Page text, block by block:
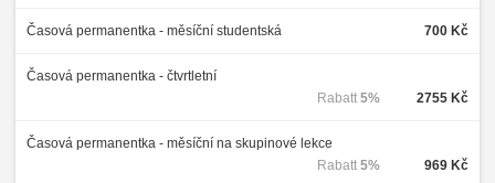
Časová permanentka - měsíční studentská 700 Kč
Časová permanentka - čtvrtletní
2755 Kč
Rabatt 5%
Časová permanentka - měsíční na skupinové lekce
969 Kč
Rabatt 5%